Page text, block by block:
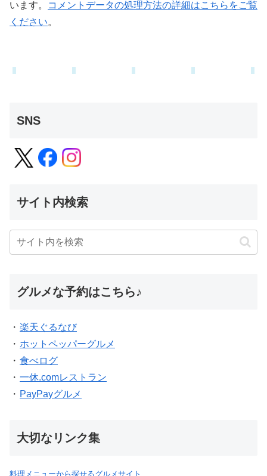
います。
コメントデータの処理方法の詳細はこちらをご覧
ください。
SNS
サイト内検索
グルメな予約はこちら♪
・ 楽天ぐるなび
・ ホットペッパーグルメ
・ 食べログ
・ 一休.comレストラン
・ PayPayグルメ
大切なリンク集
料理メニューから探せるグルメサイト